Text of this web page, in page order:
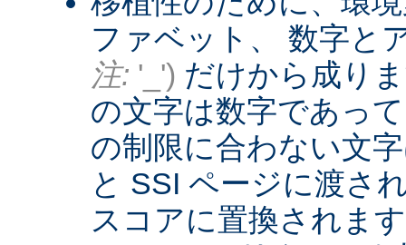
ファベット、 数字と
注: '_') だけから成り
の文字は数字であっ
の制限に合わない文
と SSI ページに渡さ
スコアに置換されま